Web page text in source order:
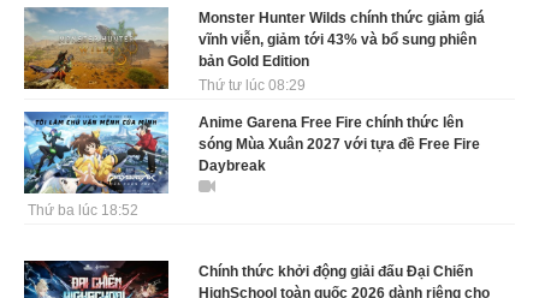
Monster Hunter Wilds chính thức giảm giá
vĩnh viễn, giảm tới 43% và bổ sung phiên
bản Gold Edition
Thứ tư lúc 08:29
Anime Garena Free Fire chính thức lên
sóng Mùa Xuân 2027 với tựa đề Free Fire
Daybreak
Thứ ba lúc 18:52
Chính thức khởi động giải đấu Đại Chiến
HighSchool toàn quốc 2026 dành riêng cho